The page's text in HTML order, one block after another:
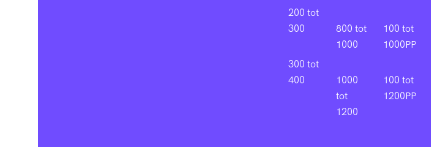
200 tot
300
300 tot
400
800 tot
1000
1000
tot
1200
100 tot
1000PP
100 tot
1200PP